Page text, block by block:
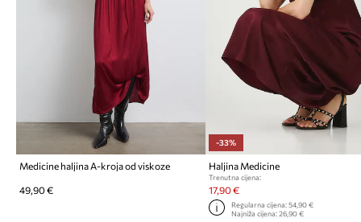
Medicine haljina A-kroja od viskoze
49,90 €
-33%
Haljina Medicine
Trenutna cijena:
17,90 €
Regularna cijena: 54,90 €
Najniža cijena: 26,90 €